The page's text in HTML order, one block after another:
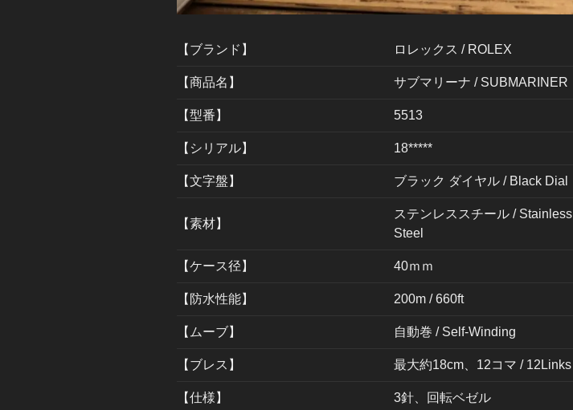
【ブランド】 ロレックス / ROLEX
【商品名】 サブマリーナ / SUBMARINER
【型番】 5513
【シリアル】 18*****
【文字盤】 ブラック ダイヤル / Black Dial
【素材】
ステンレススチール / Stainless
Steel
【ケース径】 40ｍｍ
【防水性能】 200m / 660ft
【ムーブ】 自動巻 / Self-Winding
【ブレス】 最大約18cm、12コマ / 12Links
【仕様】 3針、回転ベゼル